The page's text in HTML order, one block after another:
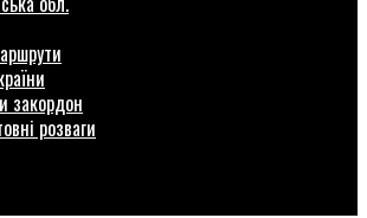
закордон
розваги